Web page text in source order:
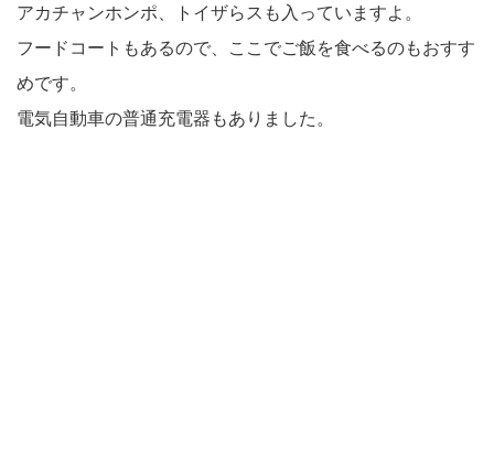
アカチャンホンポ、トイザらスも入っていますよ。
フードコートもあるので、ここでご飯を食べるのもおすす
めです。
電気自動車の普通充電器もありました。